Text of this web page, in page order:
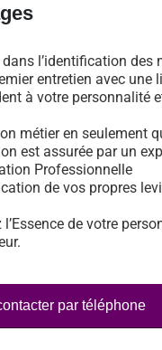
l’identification des
entretien avec une
à votre personnalité
métier en seulement
est assurée par un
Professionnelle
de vos propres
de votre
par téléphone